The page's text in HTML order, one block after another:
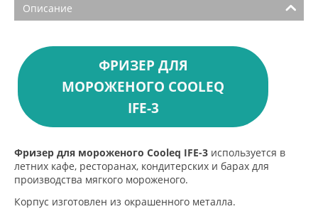
Описание
ФРИЗЕР ДЛЯ
МОРОЖЕНОГО COOLEQ
IFE-3
Фризер для мороженого Cooleq IFE-3 используется в
летних кафе, ресторанах, кондитерских и барах для
производства мягкого мороженого.
Корпус изготовлен из окрашенного металла.